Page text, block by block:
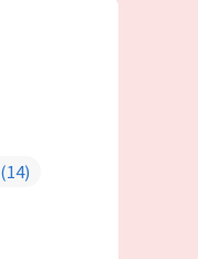
(14)